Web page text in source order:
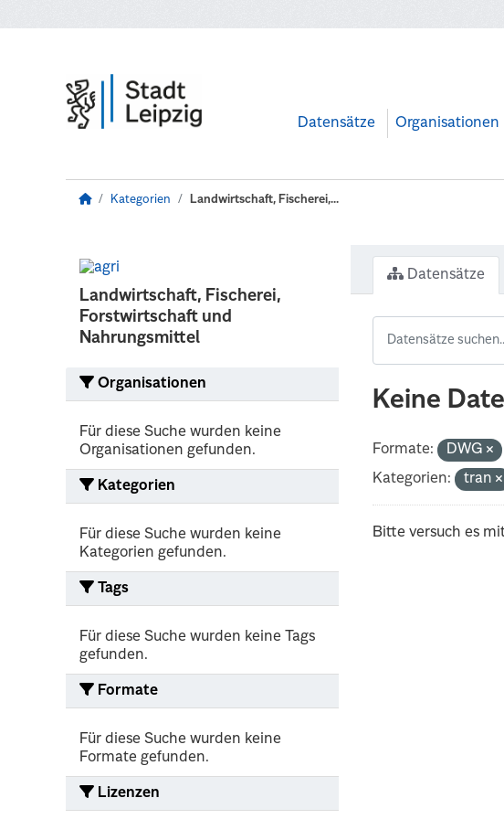
Datensätze Organisationen
Kategorien Landwirtschaft, Fischerei,...
Landwirtschaft, Fischerei,
Forstwirtschaft und
Nahrungsmittel
Organisationen
Für diese Suche wurden keine
Organisationen gefunden.
Kategorien
Für diese Suche wurden keine
Kategorien gefunden.
Tags
Für diese Suche wurden keine Tags
gefunden.
Formate
Für diese Suche wurden keine
Formate gefunden.
Lizenzen
Datensätze
Keine
Formate: DWG
Kategorien:
tran
Bitte versuch es